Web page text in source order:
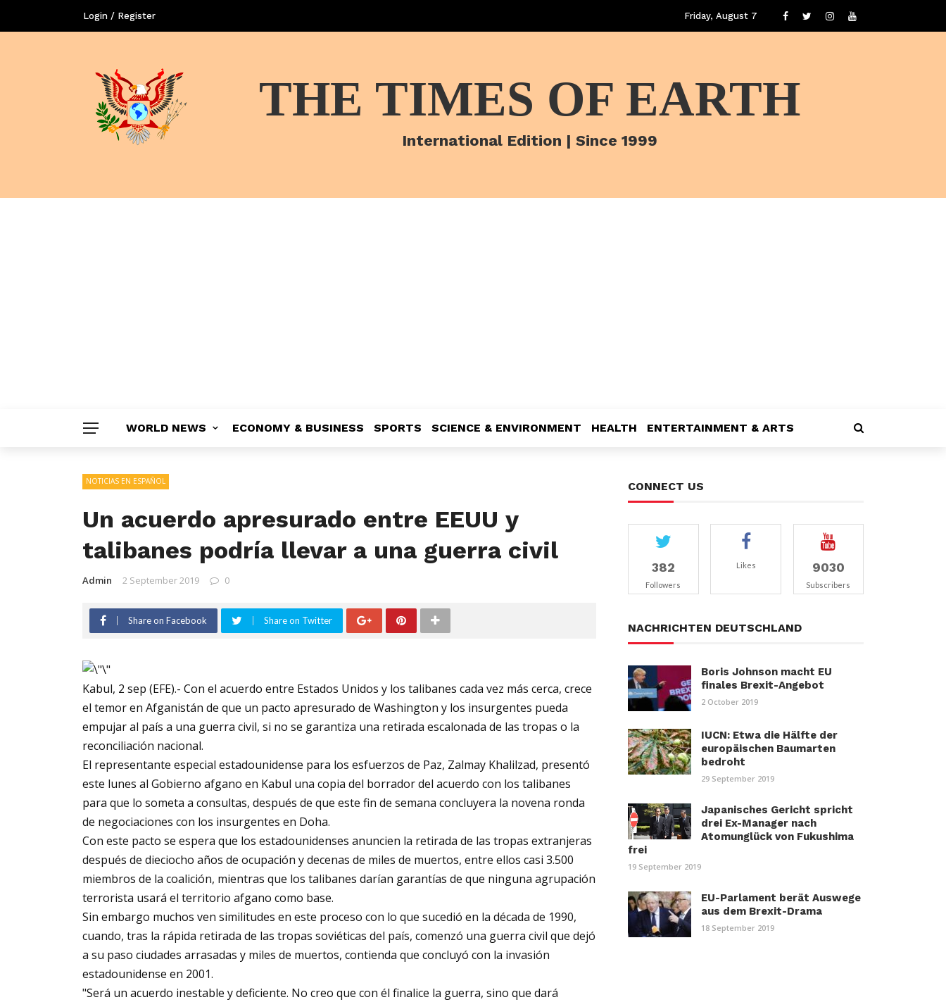
Login / Register Friday, August 7
THE TIMES OF EARTH
International Edition | Since 1999
WORLD NEWS ECONOMY & BUSINESS SPORTS SCIENCE & ENVIRONMENT HEALTH ENTERTAINMENT & ARTS
NOTICIAS EN ESPAÑOL
Un acuerdo apresurado entre EEUU y
talibanes podría llevar a una guerra civil
Admin 2 September 2019 0
Share on Facebook Share on Twitter
Kabul, 2 sep (EFE).- Con el acuerdo entre Estados Unidos y los talibanes cada vez más cerca, crece
el temor en Afganistán de que un pacto apresurado de Washington y los insurgentes pueda
empujar al país a una guerra civil, si no se garantiza una retirada escalonada de las tropas o la
reconciliación nacional.
El representante especial estadounidense para los esfuerzos de Paz, Zalmay Khalilzad, presentó
este lunes al Gobierno afgano en Kabul una copia del borrador del acuerdo con los talibanes
para que lo someta a consultas, después de que este fin de semana concluyera la novena ronda
de negociaciones con los insurgentes en Doha.
Con este pacto se espera que los estadounidenses anuncien la retirada de las tropas extranjeras
después de dieciocho años de ocupación y decenas de miles de muertos, entre ellos casi 3.500
miembros de la coalición, mientras que los talibanes darían garantías de que ninguna agrupación
terrorista usará el territorio afgano como base.
Sin embargo muchos ven similitudes en este proceso con lo que sucedió en la década de 1990,
cuando, tras la rápida retirada de las tropas soviéticas del país, comenzó una guerra civil que dejó
a su paso ciudades arrasadas y miles de muertos, contienda que concluyó con la invasión
estadounidense en 2001.
"Será un acuerdo inestable y deficiente. No creo que con él finalice la guerra, sino que dará
CONNECT US
382
Followers
Likes 9030
Subscribers
NACHRICHTEN DEUTSCHLAND
Boris Johnson macht EU
finales Brexit-Angebot
2 October 2019
IUCN: Etwa die Hälfte der
europäischen Baumarten
bedroht
29 September 2019
Japanisches Gericht spricht
drei Ex-Manager nach
Atomunglück von Fukushima
frei
19 September 2019
EU-Parlament berät Auswege
aus dem Brexit-Drama
18 September 2019